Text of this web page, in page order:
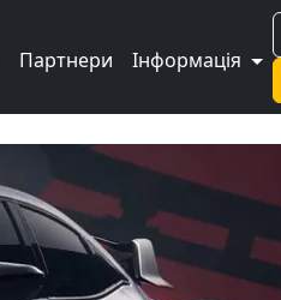
Партнери Інформація